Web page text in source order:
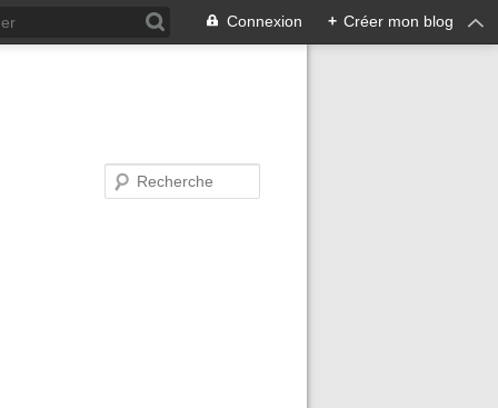
Connexion + Créer mon blog